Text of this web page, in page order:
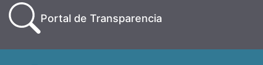
Portal de Transparencia